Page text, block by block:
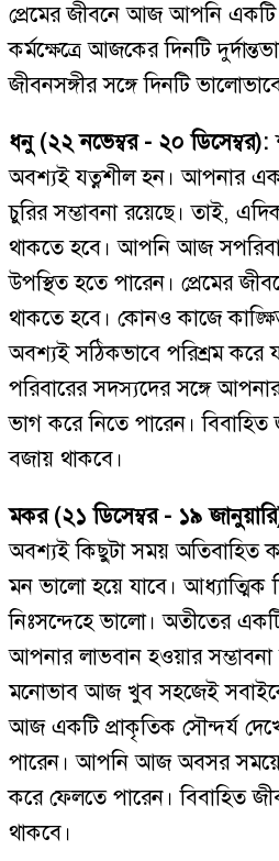
প্রেমের জীবনে আজ আপনি একটি
কর্মক্ষেত্রে আজকের দিনটি
জীবনসঙ্গীর সঙ্গে দিনটি
ধনু (২২ নভেম্বর - ২০ ডিসেম্বর):
অবশ্যই যত্নশীল হন। আপনার
চুরির সম্ভাবনা রয়েছে। তাই,
থাকতে হবে। আপনি আজ
উপস্থিত হতে পারেন। প্রেমের
থাকতে হবে। কোনও কাজে
অবশ্যই সঠিকভাবে পরিশ্রম
পরিবারের সদস্যদের সঙ্গে
ভাগ করে নিতে পারেন। বিবাহিত
বজায় থাকবে।
মকর (২১ ডিসেম্বর - ১৯
অবশ্যই কিছুটা সময়
মন ভালো হয়ে যাবে।
নিঃসন্দেহে ভালো। অতীতের
আপনার লাভবান হওয়ার
মনোভাব আজ খুব সহজেই
আজ একটি প্রাকৃতিক সৌন্দর্য
পারেন। আপনি আজ অবসর
করে ফেলতে পারেন। বিবাহিত
থাকবে।